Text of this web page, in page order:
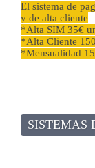
El sistema de
y de alta cliente
*Alta SIM 35€
*Alta Cliente
*Mensualidad
SISTEMAS